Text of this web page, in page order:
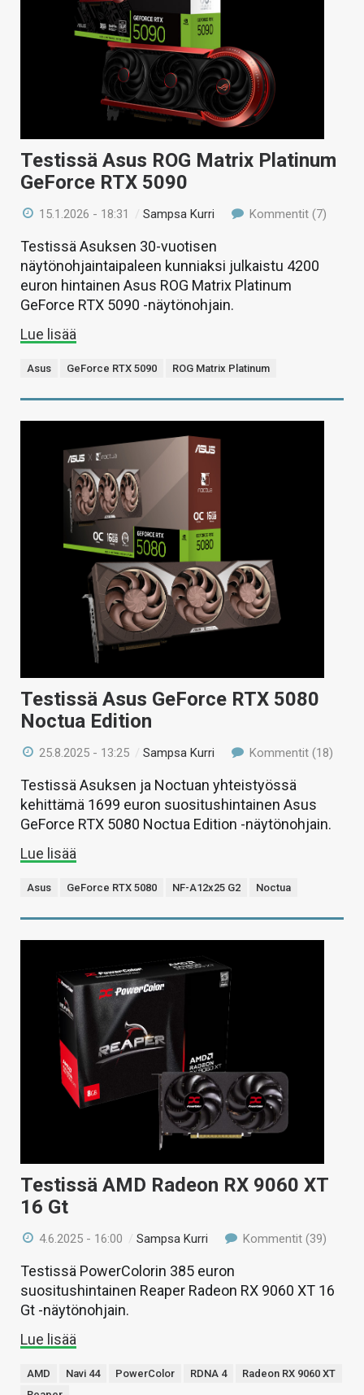
Testissä Asus ROG Matrix Platinum
GeForce RTX 5090
15.1.2026 - 18:31 /Sampsa Kurri Kommentit (7)
Testissä Asuksen 30-vuotisen
näytönohjaintaipaleen kunniaksi julkaistu 4200
euron hintainen Asus ROG Matrix Platinum
GeForce RTX 5090 -näytönohjain.
Lue lisää
Asus GeForce RTX 5090 ROG Matrix Platinum
Testissä Asus GeForce RTX 5080
Noctua Edition
25.8.2025 - 13:25 /Sampsa Kurri Kommentit (18)
Testissä Asuksen ja Noctuan yhteistyössä
kehittämä 1699 euron suositushintainen Asus
GeForce RTX 5080 Noctua Edition -näytönohjain.
Lue lisää
Asus GeForce RTX 5080 NF-A12x25 G2 Noctua
Testissä AMD Radeon RX 9060 XT
16 Gt
4.6.2025 - 16:00 /Sampsa Kurri Kommentit (39)
Testissä PowerColorin 385 euron
suositushintainen Reaper Radeon RX 9060 XT 16
Gt -näytönohjain.
Lue lisää
AMD Navi 44 PowerColor RDNA 4
Radeon RX 9060 XT